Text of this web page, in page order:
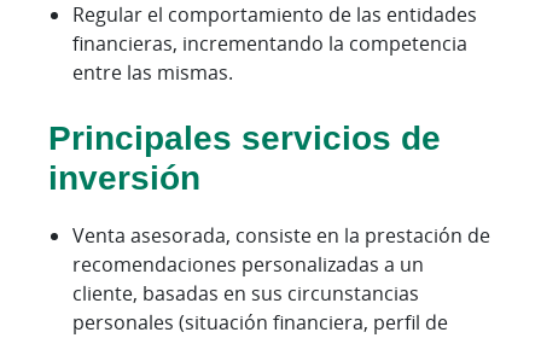
Regular el comportamiento de las entidades
financieras, incrementando la competencia
entre las mismas.
Principales servicios de
inversión
Venta asesorada, consiste en la prestación de
recomendaciones personalizadas a un
cliente, basadas en sus circunstancias
personales (situación financiera, perfil de